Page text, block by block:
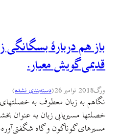
باز هم دربارهٔ بسگانگی
قدیمی گویش معیار.
ورگ2018 نوامبر 26 (دسته‌بندی نشده)
نگاهم به زبان معطوف به
خصلتها مسیریابی زبان به عنوان
مسیرهای گوناگون و گاه